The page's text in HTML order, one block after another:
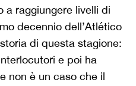
a raggiungere livelli di
decennio dell’Atlético
di questa stagione:
e poi ha
non è un caso che il